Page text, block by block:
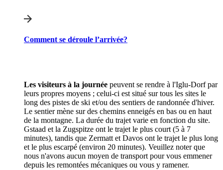
Comment se déroule l’arrivée?
Les visiteurs à la journée peuvent se rendre à l'Iglu-Dorf par
leurs propres moyens ; celui-ci est situé sur tous les sites le
long des pistes de ski et/ou des sentiers de randonnée d'hiver.
Le sentier mène sur des chemins enneigés en bas ou en haut
de la montagne. La durée du trajet varie en fonction du site.
Gstaad et la Zugspitze ont le trajet le plus court (5 à 7
minutes), tandis que Zermatt et Davos ont le trajet le plus long
et le plus escarpé (environ 20 minutes). Veuillez noter que
nous n'avons aucun moyen de transport pour vous emmener
depuis les remontées mécaniques ou vous y ramener.